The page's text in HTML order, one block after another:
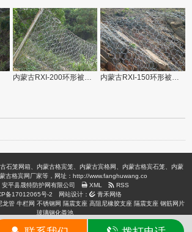
内蒙古RXI-200环形被动防护网 内蒙古RXI-150环形被动防护网
石笼网箱、内蒙古格宾笼、内蒙古宾格网、内蒙古格宾石笼、内蒙
古格宾网厂家等，网址：http://www.fanghuwang.co
平县晟特防护网有限公司
XML
RSS
备17012065号-2 网站设计：
青禾网络
龙管 牛栏网 不锈钢网 隔震支座 高阻尼橡胶支座 隔震支座 钢筋网片
玻璃钢化粪池